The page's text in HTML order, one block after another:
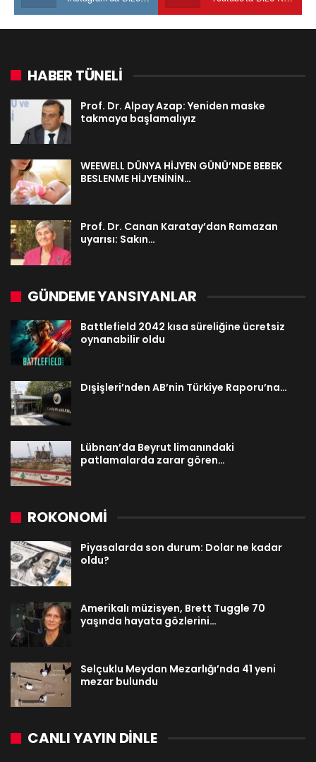
HABER TÜNELİ
Prof. Dr. Alpay Azap: Yeniden maske
takmaya başlamalıyız
WEEWELL DÜNYA HİJYEN GÜNÜ’NDE BEBEK
BESLENME HİJYENİNİN…
Prof. Dr. Canan Karatay’dan Ramazan
uyarısı: Sakın…
GÜNDEME YANSIYANLAR
Battlefield 2042 kısa süreliğine ücretsiz
oynanabilir oldu
Dışişleri’nden AB’nin Türkiye Raporu’na…
Lübnan’da Beyrut limanındaki
patlamalarda zarar gören…
ROKONOMİ
Piyasalarda son durum: Dolar ne kadar
oldu?
Amerikalı müzisyen, Brett Tuggle 70
yaşında hayata gözlerini…
Selçuklu Meydan Mezarlığı’nda 41 yeni
mezar bulundu
CANLI YAYIN DINLE